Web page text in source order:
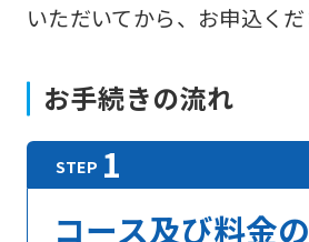
いただいてから、お申込くだ
お手続きの流れ
コース及び料金